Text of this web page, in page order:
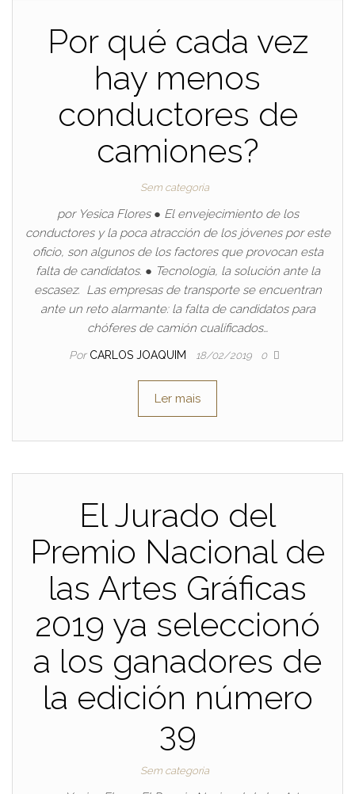
Por qué cada vez
hay menos
conductores de
camiones?
Sem categoria
por Yesica Flores ● El envejecimiento de los
conductores y la poca atracción de los jóvenes por este
oficio, son algunos de los factores que provocan esta
falta de candidatos. ● Tecnología, la solución ante la
escasez. Las empresas de transporte se encuentran
ante un reto alarmante: la falta de candidatos para
chóferes de camión cualificados…
Por CARLOS JOAQUIM 18/02/2019 0
Ler mais
El Jurado del
Premio Nacional de
las Artes Gráficas
2019 ya seleccionó
a los ganadores de
la edición número
39
Sem categoria